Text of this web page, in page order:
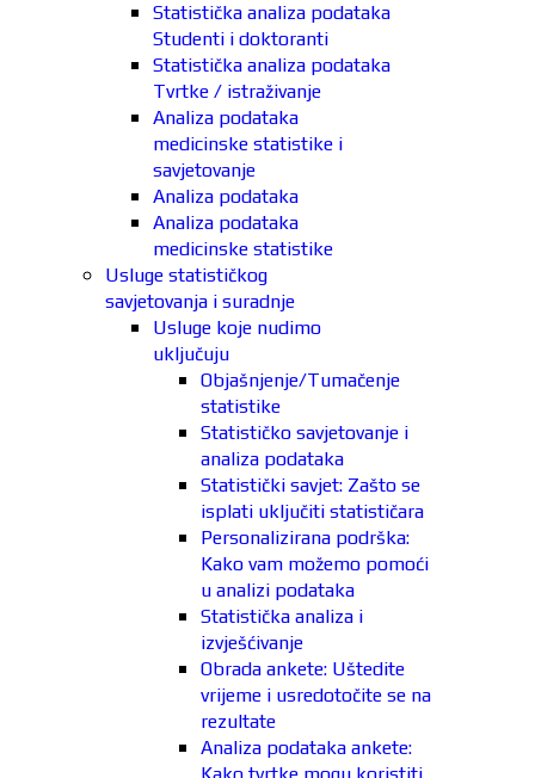
Statistička analiza podataka
Studenti i doktoranti
Statistička analiza podataka
Tvrtke / istraživanje
Analiza podataka
medicinske statistike i
savjetovanje
Analiza podataka
Analiza podataka
medicinske statistike
Usluge statističkog
savjetovanja i suradnje
Usluge koje nudimo
uključuju
Objašnjenje/Tumačenje
statistike
Statističko savjetovanje i
analiza podataka
Statistički savjet: Zašto se
isplati uključiti statističara
Personalizirana podrška:
Kako vam možemo pomoći
u analizi podataka
Statistička analiza i
izvješćivanje
Obrada ankete: Uštedite
vrijeme i usredotočite se na
rezultate
Analiza podataka ankete: